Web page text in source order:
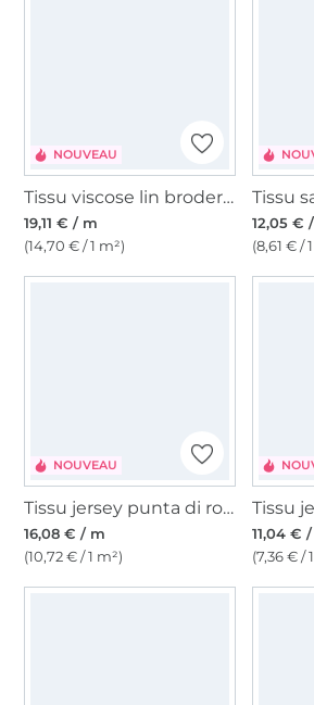
NOUVEAU
Tissu viscose lin broderie à pois Midnight Blossom, noir
19,11 € / m
(14,70 € / 1 m²)
12,05 €
(8,61 € /
NOUVEAU
Tissu jersey punta di roma romanite Graphic Flow, bordeaux
16,08 € / m
(10,72 € / 1 m²)
11,04 €
(7,36 € /